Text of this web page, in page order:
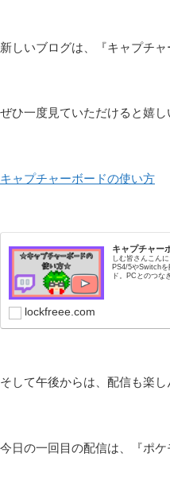
新しいブログは、『キャプチャ
ぜひ一度見ていただけると嬉
キャプチャーボードの使い方
キャプチャー
しむ皆さんこん
PS4/5やSwitchを
ド。PCとのつな
lockfreee.com
そして午後からは、配信も楽し
今日の一回目の配信は、『ポケ